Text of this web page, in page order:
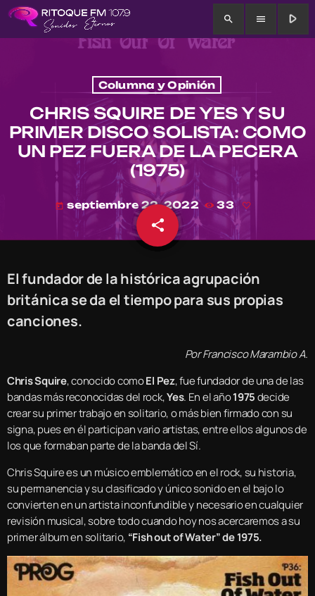
search menu play_arrow
Columna y Opinión
CHRIS SQUIRE DE YES Y SU
PRIMER DISCO SOLISTA: COMO
UN PEZ FUERA DE LA PECERA
(1975)
today septiembre 22, 2022 33
share
email
El fundador de la histórica agrupación
británica se da el tiempo para sus propias
canciones.
Por Francisco Marambio A.
Chris Squire, conocido comoEl Pez, fue fundador de una de las
bandas más reconocidas del rock,Yes. En el año1975decide
crear su primer trabajo en solitario, o más bien firmado con su
signa, pues en él participan vario artistas, entre ellos algunos de
los que formaban parte de la banda del Sí.
Chris Squire es un músico emblemático en el rock, su historia,
su permanencia y su clasificado y único sonido en el bajo lo
convierten en un artista inconfundible y necesario en cualquier
revisión musical, sobre todo cuando hoy nos acercaremos a su
primer álbum en solitario, “Fish out of Water” de 1975.